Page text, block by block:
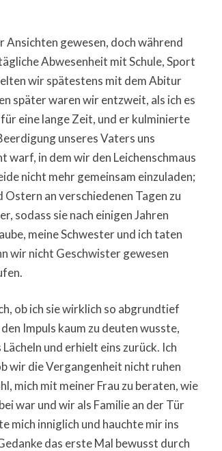
Ansichten gewesen, doch während
Abwesenheit mit Schule, Sport
wir spätestens mit dem Abitur
später waren wir entzweit, als ich es
eine lange Zeit, und er kulminierte
unseres Vaters uns
warf, in dem wir den Leichenschmaus
nicht mehr gemeinsam einzuladen;
an verschiedenen Tagen zu
sodass sie nach einigen Jahren
meine Schwester und ich taten
wir nicht Geschwister gewesen
ob ich sie wirklich so abgrundtief
Impuls kaum zu deuten wusste,
und erhielt eins zurück. Ich
wir die Vergangenheit nicht ruhen
mich mit meiner Frau zu beraten, wie
war und wir als Familie an der Tür
mich inniglich und hauchte mir ins
das erste Mal bewusst durch